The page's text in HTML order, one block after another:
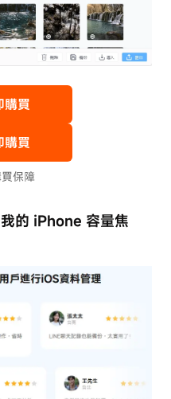
的 iPhone 容量焦